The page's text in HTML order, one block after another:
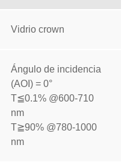
Vidrio crown
Ángulo de incidencia
(AOI) = 0°
T≦0.1% @600-710
nm
T≧90% @780-1000
nm